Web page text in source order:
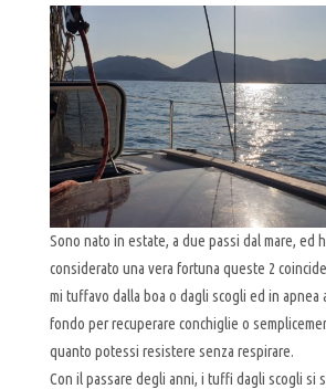
Sono nato in estate, a due passi dal mare, ed
considerato una vera fortuna queste 2
mi tuffavo dalla boa o dagli scogli ed in apnea
fondo per recuperare conchiglie o
quanto potessi resistere senza respirare.
Con il passare degli anni, i tuffi dagli scogli si